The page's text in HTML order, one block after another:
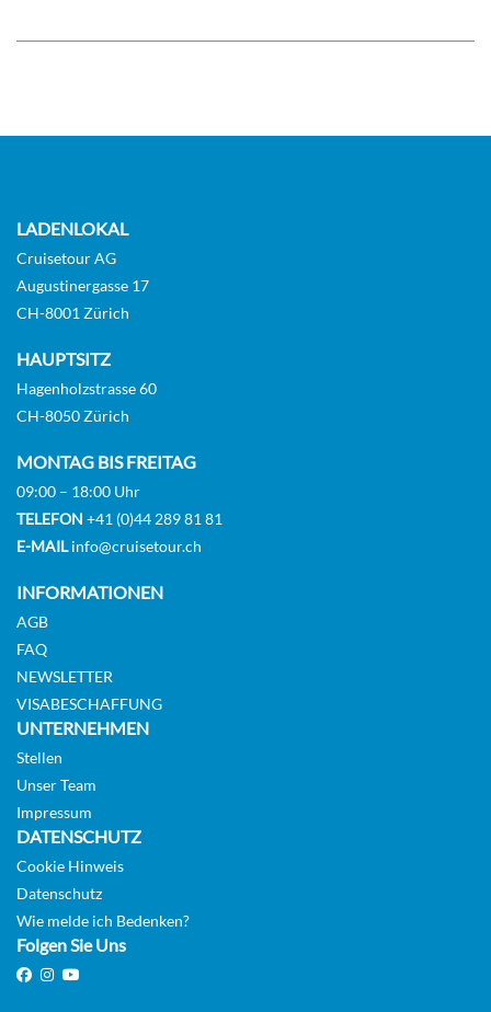
Superior-Deluxe-Balkonkabine mit
Deck D
Balkonkabine
Badewanne/Dusche-[DD]
Deck D
Balkonkabine
Superior-Deluxe-Balkonkabine mit
Badewanne/Dusche-[DE]
Deck E
Balkonkabine
LADENLOKAL
Cruisetour AG
Augustinergasse 17
CH-8001 Zürich
HAUPTSITZ
Hagenholzstrasse 60
CH-8050 Zürich
MONTAG BIS FREITAG
09:00 – 18:00 Uhr
TELEFON +41 (0)44 289 81 81
E-MAILinfo@cruisetour.ch
INFORMATIONEN
AGB
FAQ
NEWSLETTER
VISABESCHAFFUNG
UNTERNEHMEN
Stellen
Unser Team
Impressum
DATENSCHUTZ
Cookie Hinweis
Datenschutz
Wie melde ich Bedenken?
Folgen Sie Uns